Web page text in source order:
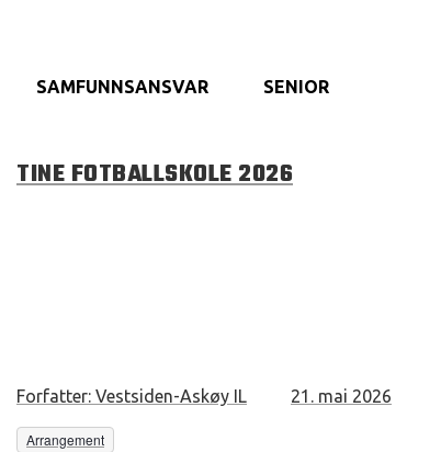
SAMFUNNSANSVAR SENIOR
TINE FOTBALLSKOLE 2026
Forfatter: Vestsiden-Askøy IL 21. mai 2026
Arrangement